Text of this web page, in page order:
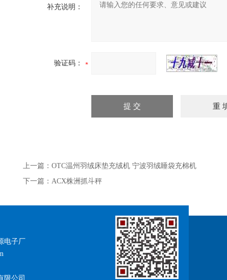
补充说明：
验证码：
上一篇： OTC温州羽绒床垫充绒机 宁波羽绒睡袋充棉机
下一篇： ACX株洲抓斗秤
电子厂
限公司